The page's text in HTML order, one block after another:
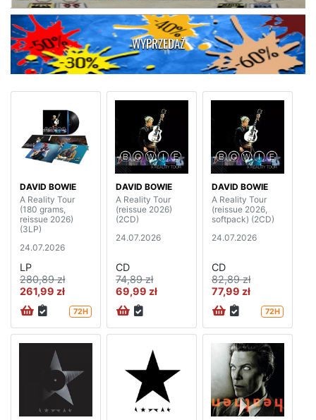
WYPRZEDAŻ
DAVID BOWIE
A Reality Tour
(180 grams,
reissue 2026)
(3LP)
24.07.2026
LP
280,89 zł
261,99 zł
72H
DAVID BOWIE
A Reality Tour
(reissue 2026)
(2CD)
24.07.2026
CD
74,89 zł
69,99 zł
DAVID BOWIE
A Reality Tour
(reissue 2026,
softpack) (2CD)
24.07.2026
CD
82,89 zł
77,99 zł
72H